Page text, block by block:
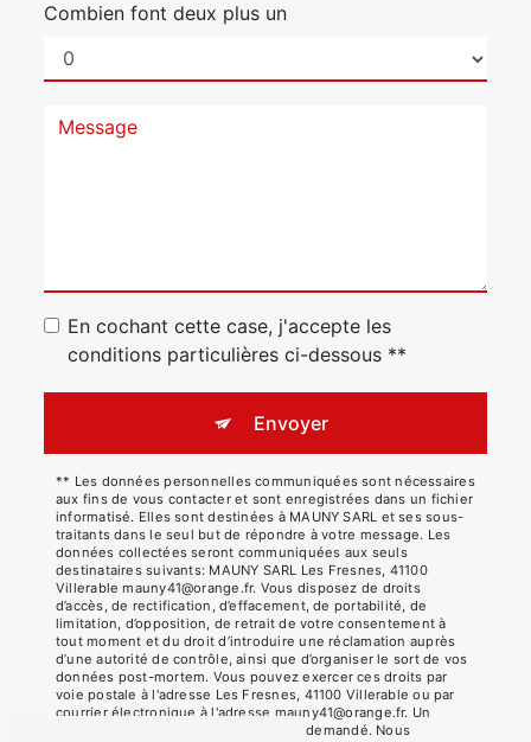
Combien font deux plus un
En cochant cette case, j'accepte les
conditions particulières ci-dessous **
Envoyer
** Les données personnelles communiquées sont nécessaires
aux fins de vous contacter et sont enregistrées dans un fichier
informatisé. Elles sont destinées à MAUNY SARL et ses sous-
traitants dans le seul but de répondre à votre message. Les
données collectées seront communiquées aux seuls
destinataires suivants: MAUNY SARL Les Fresnes, 41100
Villerable mauny41@orange.fr. Vous disposez de droits
d’accès, de rectification, d’effacement, de portabilité, de
limitation, d’opposition, de retrait de votre consentement à
tout moment et du droit d’introduire une réclamation auprès
d’une autorité de contrôle, ainsi que d’organiser le sort de vos
données post-mortem. Vous pouvez exercer ces droits par
voie postale à l'adresse Les Fresnes, 41100 Villerable ou par
courrier électronique à l'adresse mauny41@orange.fr. Un
justificatif d'identité pourra vous être demandé. Nous